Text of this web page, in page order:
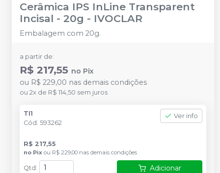
Cerâmica IPS InLine Transparent
Incisal - 20g - IVOCLAR
Embalagem com 20g.
a partir de:
R$ 217,55 no Pix
ou R$ 229,00 nas demais condições
ou 2x de R$ 114,50 sem juros
TI1
Cód. 593262
Ver info
R$ 217,55
no Pix ou R$ 229,00 nas demais condições
Qtd : Adicionar